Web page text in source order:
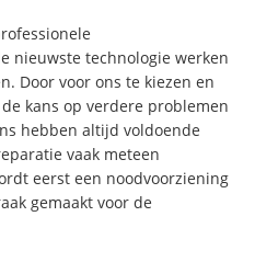
nieuwste technologie werken
Door voor ons te kiezen en
kans op verdere problemen
hebben altijd voldoende
vaak meteen
eerst een noodvoorziening
gemaakt voor de